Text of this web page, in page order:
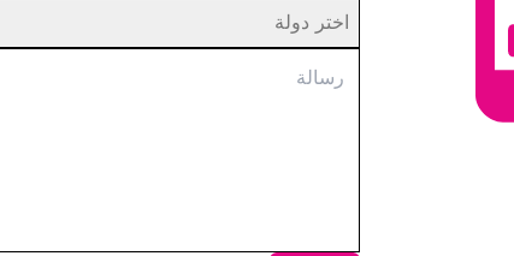
اختر دولة